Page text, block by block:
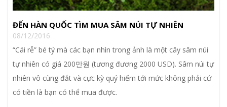
ĐẾN HÀN QUỐC TÌM MUA SÂM NÚI TỰ NHIÊN
08/12/2016
“Cái rễ” bé tý mà các bạn nhìn trong ảnh là một cây sâm núi
tự nhiên có giá 200만원 (tương đương 2000 USD). Sâm núi tự
nhiên vô cùng đắt và cực kỳ quý hiếm tới mức không phải cứ
có tiền là bạn có thể mua được.